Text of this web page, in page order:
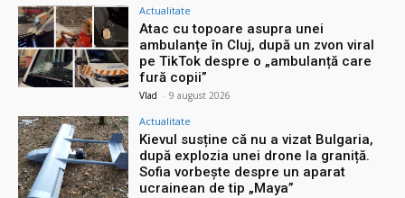
Actualitate
Atac cu topoare asupra unei
ambulanțe în Cluj, după un zvon viral
pe TikTok despre o „ambulanță care
fură copii”
Vlad - 9 august 2026
Actualitate
Kievul susține că nu a vizat Bulgaria,
după explozia unei drone la graniță.
Sofia vorbește despre un aparat
ucrainean de tip „Maya”